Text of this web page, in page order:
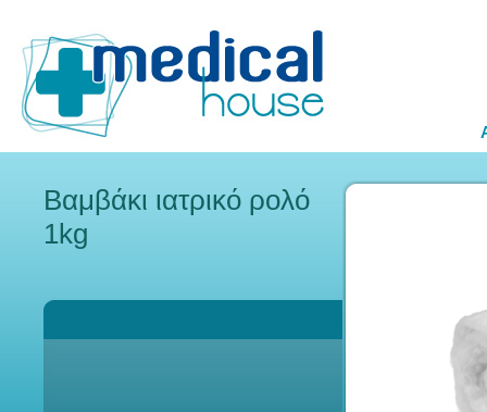
Βαμβάκι ιατρικό ρολό
1kg